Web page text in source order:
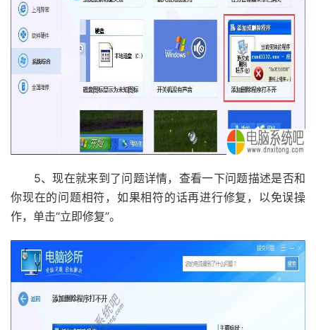
5、现在就来到了问题详情，查看一下问题描述是否和
你现在的问题相符，如果相符的话再进行修复，以免误操
作，单击“立即修复”。